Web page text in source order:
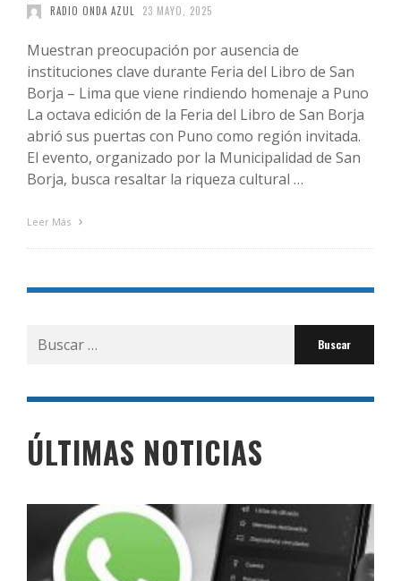
RADIO ONDA AZUL 23 MAYO, 2025
Muestran preocupación por ausencia de
instituciones clave durante Feria del Libro de San
Borja – Lima que viene rindiendo homenaje a Puno
La octava edición de la Feria del Libro de San Borja
abrió sus puertas con Puno como región invitada.
El evento, organizado por la Municipalidad de San
Borja, busca resaltar la riqueza cultural …
Leer Más
Buscar
por:
ÚLTIMAS NOTICIAS